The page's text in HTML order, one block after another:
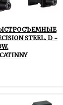
STEEL. D -